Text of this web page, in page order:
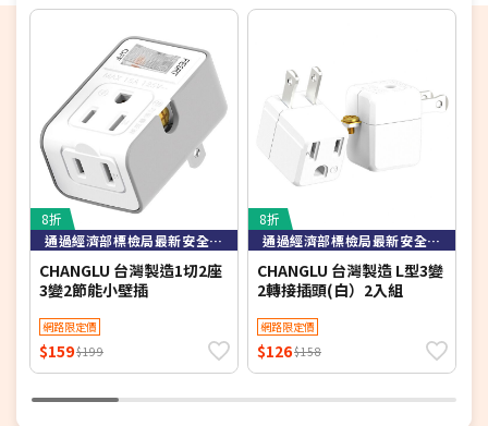
8折
通過經濟部標檢局最新安全規範檢驗
CHANGLU 台灣製造1切2座
3變2節能小壁插
網路限定價
$159$199
8折
通過經濟部標檢局最新安全規範檢驗
CHANGLU 台灣製造 L型3變
2轉接插頭(白）2入組
網路限定價
$126$158